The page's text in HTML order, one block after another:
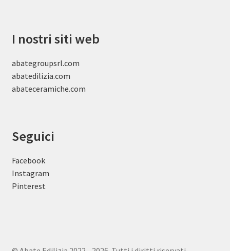
I nostri siti web
abategroupsrl.com
abatedilizia.com
abateceramiche.com
Seguici
Facebook
Instagram
Pinterest